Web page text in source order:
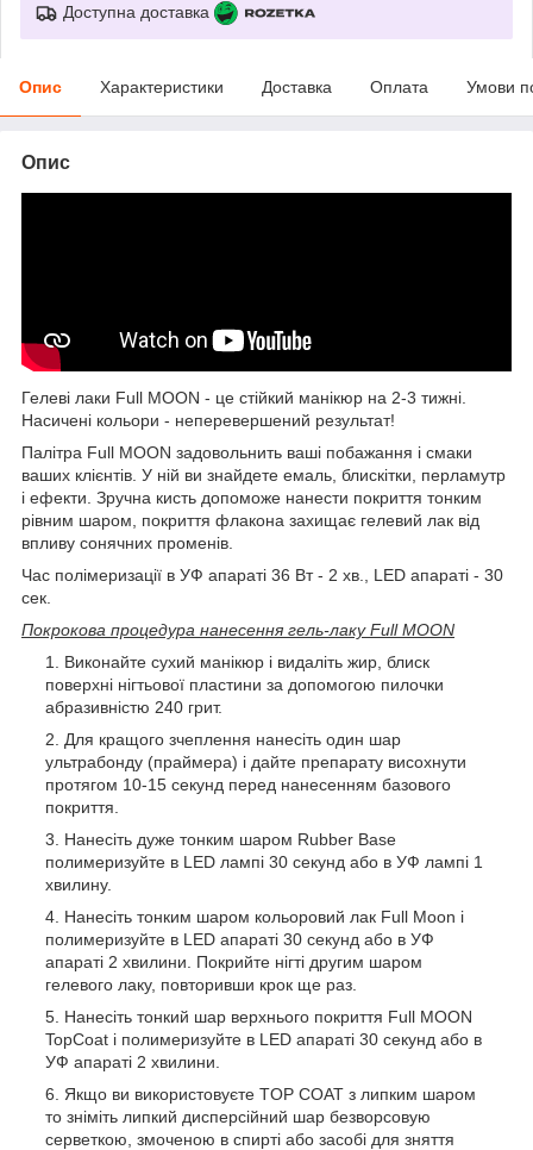
Доступна доставка
Опис Характеристики Доставка Оплата Умови
Опис
Гелеві лаки Full MOON - це стійкий манікюр на 2-3 тижні.
Насичені кольори - неперевершений результат!
Палітра Full MOON задовольнить ваші побажання і смаки
ваших клієнтів. У ній ви знайдете емаль, блискітки, перламутр
і ефекти. Зручна кисть допоможе нанести покриття тонким
рівним шаром, покриття флакона захищає гелевий лак від
впливу сонячних променів.
Час полімеризації в УФ апараті 36 Вт - 2 хв., LED апараті - 30
сек.
Покрокова процедура нанесення гель-лаку Full MOON
Виконайте сухий манікюр і видаліть жир, блиск
поверхні нігтьової пластини за допомогою пилочки
абразивністю 240 грит.
Для кращого зчеплення нанесіть один шар
ультрабонду (праймера) і дайте препарату висохнути
протягом 10-15 секунд перед нанесенням базового
покриття.
Нанесіть дуже тонким шаром Rubber Base
полимеризуйте в LED лампі 30 секунд або в УФ лампі 1
хвилину.
Нанесіть тонким шаром кольоровий лак Full Moon і
полимеризуйте в LED апараті 30 секунд або в УФ
апараті 2 хвилини. Покрийте нігті другим шаром
гелевого лаку, повторивши крок ще раз.
Нанесіть тонкий шар верхнього покриття Full MOON
TopCoat і полимеризуйте в LED апараті 30 секунд або в
УФ апараті 2 хвилини.
Якщо ви використовуєте TOP COAT з липким шаром
то зніміть липкий дисперсійний шар безворсовую
серветкою, змоченою в спирті або засобі для зняття